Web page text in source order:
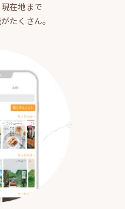
在地まで
たくさん。